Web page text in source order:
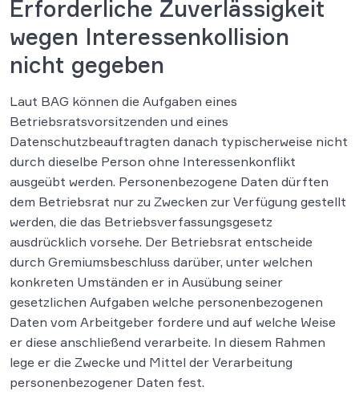
Erforderliche Zuverlässigkeit
wegen Interessenkollision
nicht gegeben
Laut BAG können die Aufgaben eines
Betriebsratsvorsitzenden und eines
Datenschutzbeauftragten danach typischerweise nicht
durch dieselbe Person ohne Interessenkonflikt
ausgeübt werden. Personenbezogene Daten dürften
dem Betriebsrat nur zu Zwecken zur Verfügung gestellt
werden, die das Betriebsverfassungsgesetz
ausdrücklich vorsehe. Der Betriebsrat entscheide
durch Gremiumsbeschluss darüber, unter welchen
konkreten Umständen er in Ausübung seiner
gesetzlichen Aufgaben welche personenbezogenen
Daten vom Arbeitgeber fordere und auf welche Weise
er diese anschließend verarbeite. In diesem Rahmen
lege er die Zwecke und Mittel der Verarbeitung
personenbezogener Daten fest.